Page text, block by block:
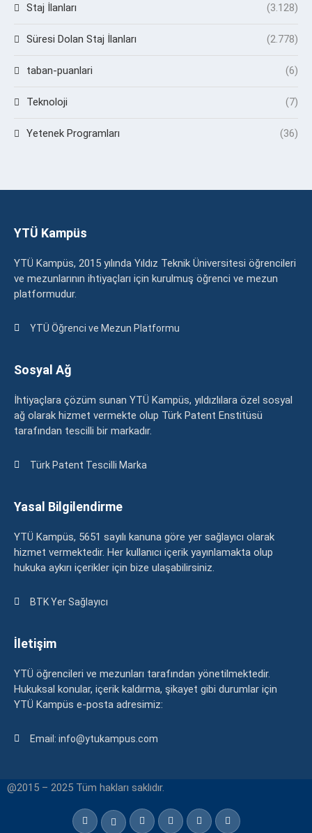
Staj İlanları (3.128)
Süresi Dolan Staj İlanları (2.778)
taban-puanlari (6)
Teknoloji (7)
Yetenek Programları (36)
YTÜ Kampüs
YTÜ Kampüs, 2015 yılında Yıldız Teknik Üniversitesi öğrencileri
ve mezunlarının ihtiyaçları için kurulmuş öğrenci ve mezun
platformudur.
YTÜ Öğrenci ve Mezun Platformu
Sosyal Ağ
İhtiyaçlara çözüm sunan YTÜ Kampüs, yıldızlılara özel sosyal
ağ olarak hizmet vermekte olup Türk Patent Enstitüsü
tarafından tescilli bir markadır.
Türk Patent Tescilli Marka
Yasal Bilgilendirme
YTÜ Kampüs, 5651 sayılı kanuna göre yer sağlayıcı olarak
hizmet vermektedir. Her kullanıcı içerik yayınlamakta olup
hukuka aykırı içerikler için bize ulaşabilirsiniz.
BTK Yer Sağlayıcı
İletişim
YTÜ öğrencileri ve mezunları tarafından yönetilmektedir.
Hukuksal konular, içerik kaldırma, şikayet gibi durumlar için
YTÜ Kampüs e-posta adresimiz:
Email: info@ytukampus.com
@2015 – 2025 Tüm hakları saklıdır.